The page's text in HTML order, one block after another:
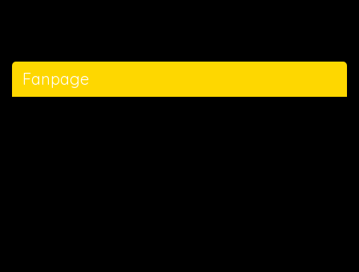
Fanpage